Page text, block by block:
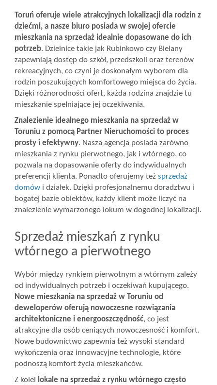
Toruń oferuje wiele atrakcyjnych lokalizacji dla rodzin z
dziećmi, a nasze biuro posiada w swojej ofercie
mieszkania na sprzedaż idealnie dopasowane do ich
potrzeb. Dzielnice takie jak Rubinkowo czy Bielany
zapewniają dostęp do szkół, przedszkoli oraz terenów
rekreacyjnych, co czyni je doskonałym wyborem dla
rodzin poszukujących komfortowego miejsca do życia.
Dzięki różnorodności ofert, każda rodzina znajdzie tu
mieszkanie spełniające jej oczekiwania.
Znalezienie idealnego mieszkania na sprzedaż w
Toruniu z pomocą Partner Nieruchomości to proces
prosty i efektywny. Nasza agencja posiada zarówno
mieszkania z rynku pierwotnego, jak i wtórnego, co
pozwala na dopasowanie oferty do indywidualnych
preferencji klienta. Ponadto oferujemy też sprzedaż
domów i działek. Dzięki profesjonalnemu doradztwu i
bogatej bazie obiektów, każdy klient może liczyć na
znalezienie wymarzonego lokum w dogodnej lokalizacji.
Sprzedaż mieszkań z rynku
wtórnego a pierwotnego
Wybór między rynkiem pierwotnym a wtórnym zależy
od indywidualnych potrzeb i oczekiwań kupującego.
Nowe mieszkania na sprzedaż w Toruniu od
deweloperów oferują nowoczesne rozwiązania
architektoniczne i energooszczędność, co jest
atrakcyjne dla osób ceniących nowoczesność i komfort.
Nowe budownictwo zapewnia też wysoki standard
wykończenia oraz innowacyjne technologie, które
podnoszą komfort życia mieszkańców.
Z kolei lokale na sprzedaż z rynku wtórnego często